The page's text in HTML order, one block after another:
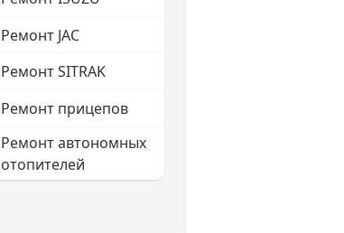
Ремонт JAC
Ремонт SITRAK
Ремонт прицепов
Ремонт автономных
отопителей